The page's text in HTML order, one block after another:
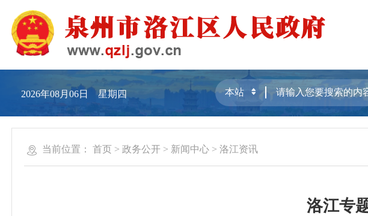
2026年08月06日 星期四
当前位置： 首页 >政务公开 > 新闻中心 >洛江资讯
洛江专